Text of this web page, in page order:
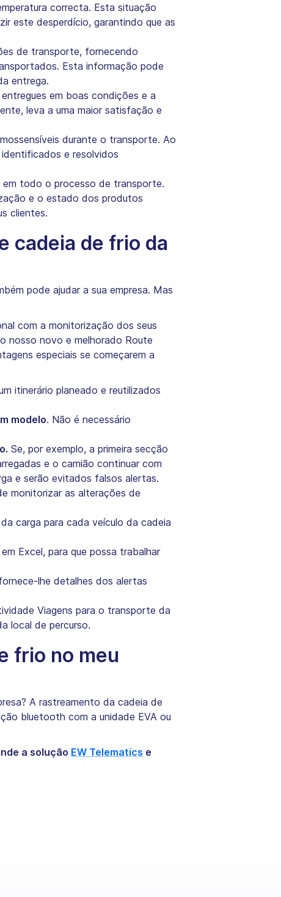
correcta. Esta situação
este desperdício, garantindo que as
de transporte, fornecendo
Esta informação pode
entrega.
em boas condições e a
leva a uma maior satisfação e
durante o transporte. Ao
e resolvidos
em todo o processo de transporte.
e o estado dos produtos
clientes.
cadeia de frio da
pode ajudar a sua empresa. Mas
com a monitorização dos seus
nosso novo e melhorado Route
especiais se começarem a
itinerário planeado e reutilizados
modelo. Não é necessário
Se, por exemplo, a primeira secção
e o camião continuar com
e serão evitados falsos alertas.
monitorizar as alterações de
carga para cada veículo da cadeia
Excel, para que possa trabalhar
lhe detalhes dos alertas
Viagens para o transporte da
local de percurso.
frio no meu
A rastreamento da cadeia de
bluetooth com a unidade EVA ou
a solução EW Telematics e